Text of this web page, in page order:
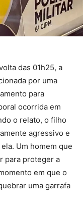
das 01h25, a
por uma
para
ocorrida em
o relato, o filho
agressivo e
Um homem que
para proteger a
em que o
uma garrafa